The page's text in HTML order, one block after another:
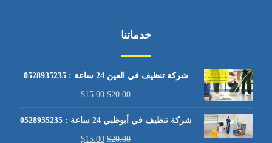
خدماتنا
شركة تنظيف في العين 24 ساعة : 0528935235
$20.00
$15.00
شركة تنظيف في أبوظبي 24 ساعة : 0528935235
$20.00
$15.00